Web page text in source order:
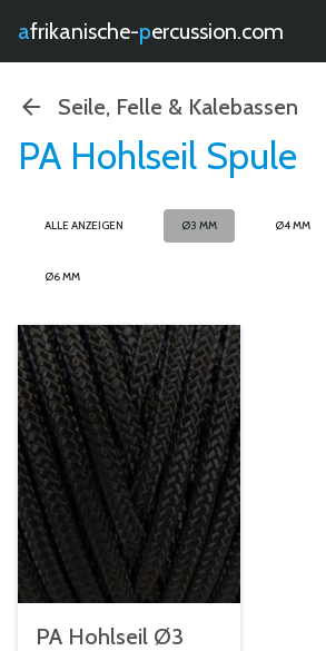
afrikanische- percussion.com
Seile, Felle & Kalebassen
PA Hohlseil Spule
ALLE ANZEIGEN Ø3 MM Ø4 MM
Ø6 MM
PA Hohlseil Ø3